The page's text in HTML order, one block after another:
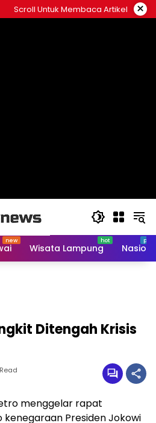
Scroll Untuk Membaca Artikel ×
Wisata Lampung
Ditengah Krisis
menggelar rapat
Presiden Jokowi